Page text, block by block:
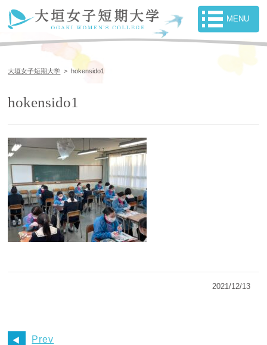
大垣女子短期大学 >hokensido1
hokensido1
2021/12/13
Prev